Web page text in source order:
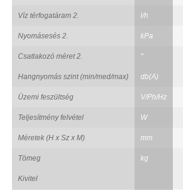
Víz térfogatáram 2. l/h
Nyomásesés 2. kPa
Csatlakozó méret 2. "
Hangnyomás szint (min/med/max) db(A)
Üzemi feszültség V/Ph/Hz
Teljesítmény felvétel W
Méretek (H x Sz x M) mm
Tömeg kg
Kivitel